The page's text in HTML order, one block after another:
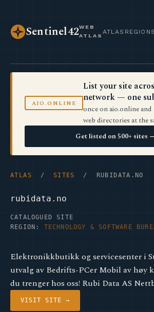
Sentinel42WEB
ATLAS
ATLAS REGIONS
AIO.ONLINE
List your site
network — one
once on aio.online
web directories at the
Get listed on 500+ sites
ATLAS / SITES / RUBIDATA.NO
rubidata.no
CATALOGUED SITE
REGION: TECHNOLOGY & SOFTWARE
Elektronikkbutikk og servicesenter i
utvalg av Bedrifts-PCer Mobil av høy
du trenger hos oss! Rubi Data AS
VISIT SITE →